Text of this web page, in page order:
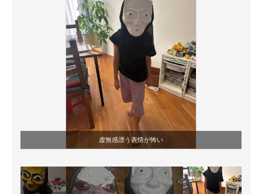
虚無感漂う表情が怖い